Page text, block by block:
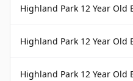
Highland Park 12 Year Old
Highland Park 12 Year Old
Highland Park 12 Year Old